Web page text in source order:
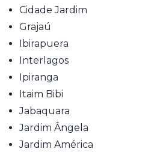
Cidade Jardim
Grajaú
Ibirapuera
Interlagos
Ipiranga
Itaim Bibi
Jabaquara
Jardim Ângela
Jardim América